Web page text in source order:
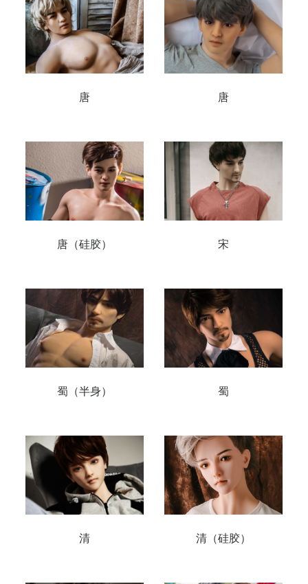
唐 唐
唐（硅胶） 宋
蜀（半身） 蜀
清 清（硅胶）